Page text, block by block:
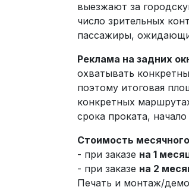
выезжают за
число зрительных
пассажиры,
Реклама на задних
охватывать
поэтому итоговая
конкретных
срока проката,
Стоимость
- при заказе на 1
- при заказе на 2
Печать и монтаж/